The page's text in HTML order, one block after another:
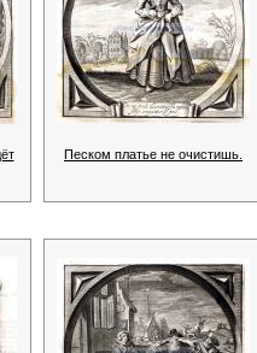
Песком платье не очистишь.